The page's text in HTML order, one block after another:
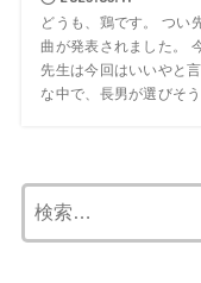
どうも、鶏です。 つい
曲が発表されました。
先生は今回はいいやと
な中で、長男が選びそう